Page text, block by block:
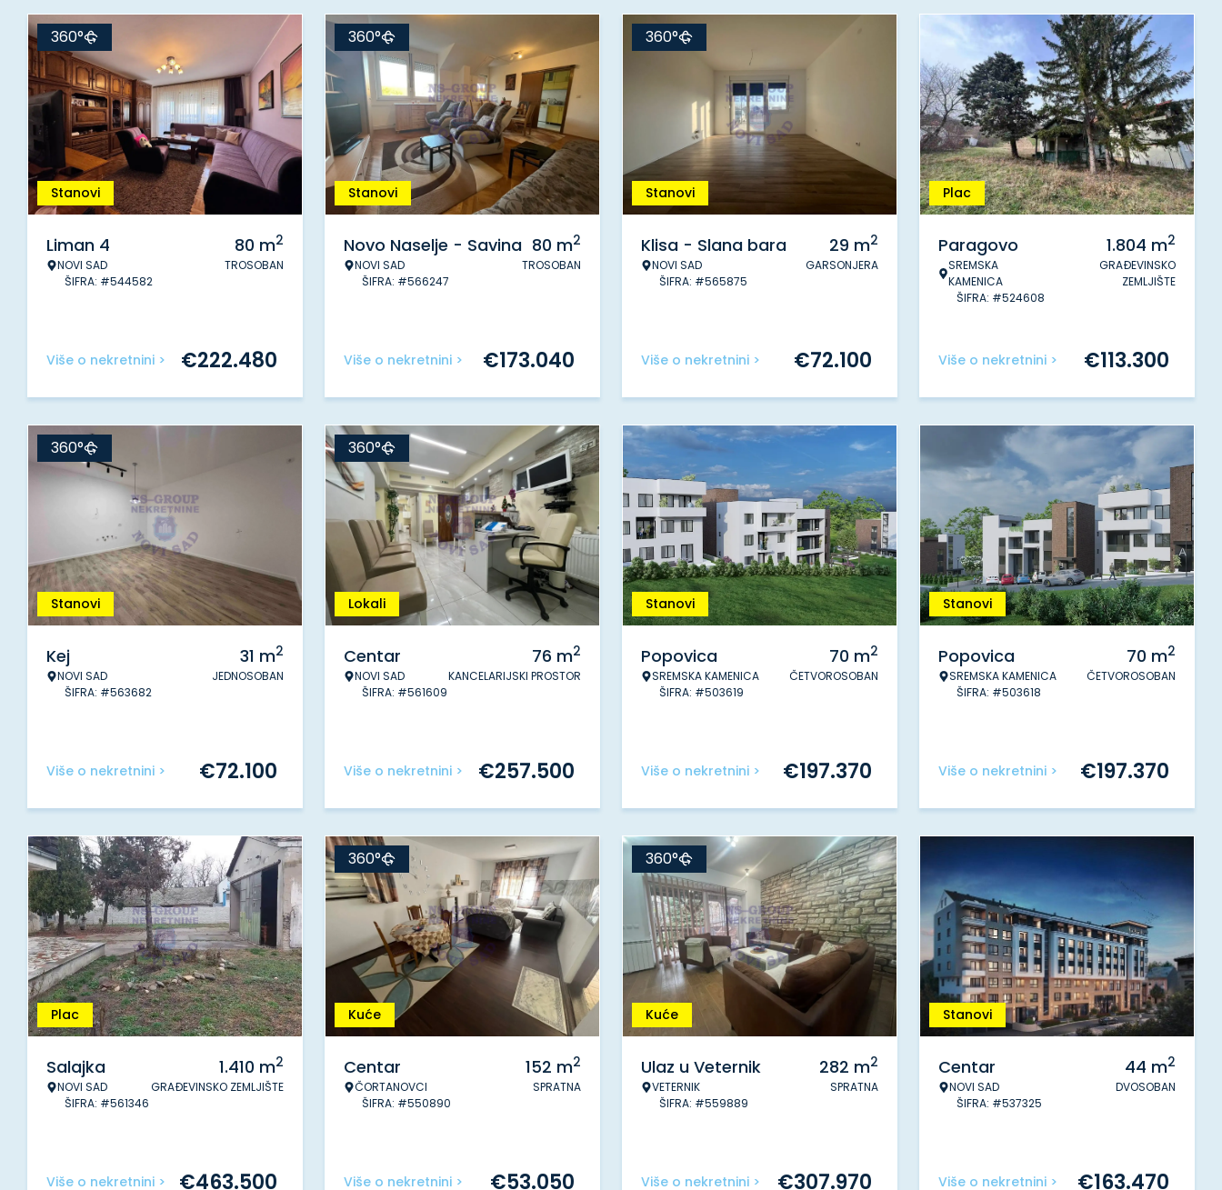
Stanovi
360°
Liman 4
NOVI SAD
ŠIFRA: #544582
80 m2
TROSOBAN
Više o nekretnini > €222.480
Stanovi
360°
Novo Naselje - Savina
NOVI SAD
ŠIFRA: #566247
80 m2
TROSOBAN
Više o nekretnini > €173.040
Stanovi
360°
Klisa - Slana bara
NOVI SAD
ŠIFRA: #565875
29 m2
GARSONJERA
Više o nekretnini > €72.100
Plac
Paragovo
SREMSKA
KAMENICA
ŠIFRA: #524608
1.804 m2
GRAĐEVINSKO
ZEMLJIŠTE
Više o nekretnini > €113.300
Stanovi
360°
Kej
NOVI SAD
ŠIFRA: #563682
31 m2
JEDNOSOBAN
Više o nekretnini > €72.100
Lokali
360°
Centar
NOVI SAD
ŠIFRA: #561609
76 m2
KANCELARIJSKI PROSTOR
Više o nekretnini > €257.500
Stanovi
Popovica
SREMSKA KAMENICA
ŠIFRA: #503619
70 m2
ČETVOROSOBAN
Više o nekretnini > €197.370
Stanovi
Popovica
SREMSKA KAMENICA
ŠIFRA: #503618
70 m2
ČETVOROSOBAN
Više o nekretnini > €197.370
Plac
Salajka
NOVI SAD
ŠIFRA: #561346
1.410 m2
GRAĐEVINSKO ZEMLJIŠTE
Više o nekretnini > €463.500
Kuće
360°
Centar
ČORTANOVCI
ŠIFRA: #550890
152 m2
SPRATNA
Više o nekretnini > €53.050
Kuće
360°
Ulaz u Veternik
VETERNIK
ŠIFRA: #559889
282 m2
SPRATNA
Više o nekretnini > €307.970
Stanovi
Centar
NOVI SAD
ŠIFRA: #537325
44 m2
DVOSOBAN
Više o nekretnini > €163.470